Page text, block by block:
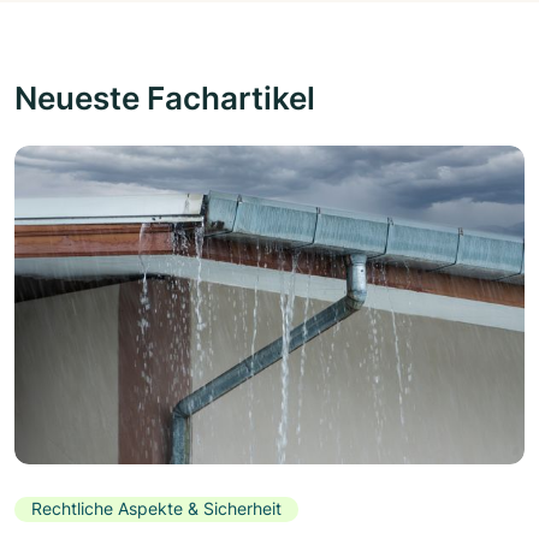
Neueste Fachartikel
Rechtliche Aspekte & Sicherheit